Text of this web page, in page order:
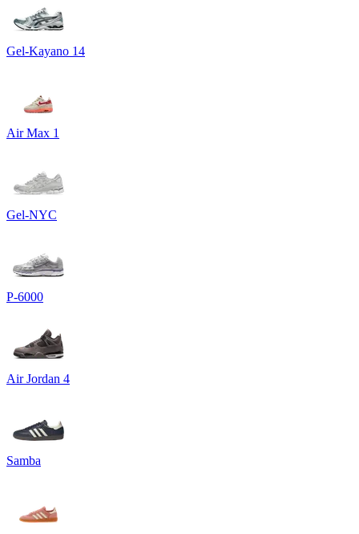
Gel-Kayano 14
Air Max 1
Gel-NYC
P-6000
Air Jordan 4
Samba